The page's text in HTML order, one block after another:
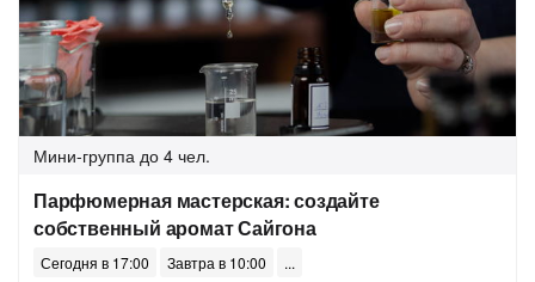
Мини-группа до 4 чел.
Парфюмерная мастерская: создайте
собственный аромат Сайгона
Сегодня в 17:00 Завтра в 10:00